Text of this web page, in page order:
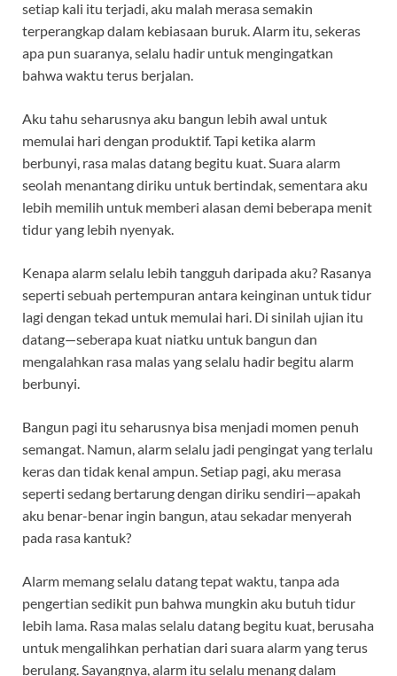
setiap kali itu terjadi, aku malah merasa semakin
terperangkap dalam kebiasaan buruk. Alarm itu, sekeras
apa pun suaranya, selalu hadir untuk mengingatkan
bahwa waktu terus berjalan.
Aku tahu seharusnya aku bangun lebih awal untuk
memulai hari dengan produktif. Tapi ketika alarm
berbunyi, rasa malas datang begitu kuat. Suara alarm
seolah menantang diriku untuk bertindak, sementara aku
lebih memilih untuk memberi alasan demi beberapa menit
tidur yang lebih nyenyak.
Kenapa alarm selalu lebih tangguh daripada aku? Rasanya
seperti sebuah pertempuran antara keinginan untuk tidur
lagi dengan tekad untuk memulai hari. Di sinilah ujian itu
datang—seberapa kuat niatku untuk bangun dan
mengalahkan rasa malas yang selalu hadir begitu alarm
berbunyi.
Bangun pagi itu seharusnya bisa menjadi momen penuh
semangat. Namun, alarm selalu jadi pengingat yang terlalu
keras dan tidak kenal ampun. Setiap pagi, aku merasa
seperti sedang bertarung dengan diriku sendiri—apakah
aku benar-benar ingin bangun, atau sekadar menyerah
pada rasa kantuk?
Alarm memang selalu datang tepat waktu, tanpa ada
pengertian sedikit pun bahwa mungkin aku butuh tidur
lebih lama. Rasa malas selalu datang begitu kuat, berusaha
untuk mengalihkan perhatian dari suara alarm yang terus
berulang. Sayangnya, alarm itu selalu menang dalam